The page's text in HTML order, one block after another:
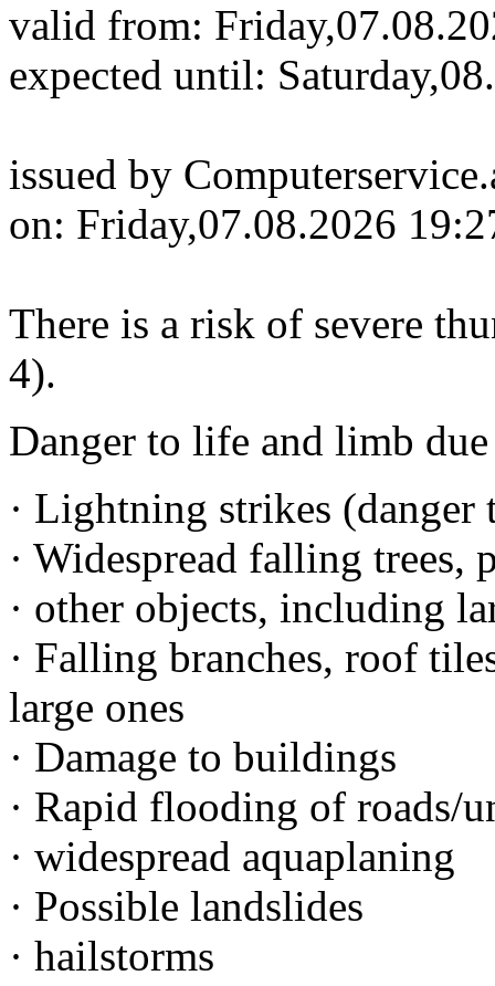
valid from:
expected until:
issued by
on: Friday,07.08.2026
There is a risk of severe
4).
Danger to life and limb
· Lightning strikes
· Widespread falling
· other objects, including
· Falling branches, roof
large ones
· Damage to buildings
· Rapid flooding of roads/
· widespread aquaplaning
· Possible landslides
· hailstorms